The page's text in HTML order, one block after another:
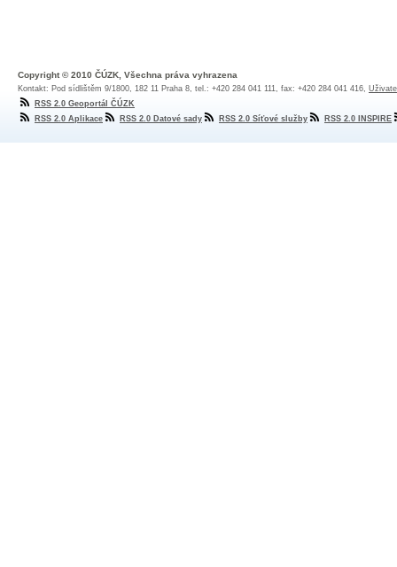
Copyright © 2010 ČÚZK, Všechna práva vyhrazena
Kontakt: Pod sídlištěm 9/1800, 182 11 Praha 8, tel.: +420 284 041 111, fax: +420 284 041 416,
RSS 2.0 Geoportál ČÚZK
RSS 2.0 Aplikace
RSS 2.0 Datové sady RSS 2.0 Síťové služby RSS 2.0 INSPIRE